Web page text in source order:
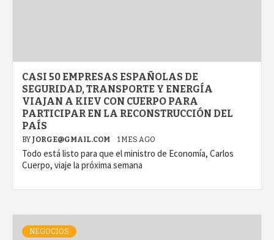
CASI 50 EMPRESAS ESPAÑOLAS DE
SEGURIDAD, TRANSPORTE Y ENERGÍA
VIAJAN A KIEV CON CUERPO PARA
PARTICIPAR EN LA RECONSTRUCCIÓN DEL
PAÍS
BY JORGE@GMAIL.COM 1 MES AGO
Todo está listo para que el ministro de Economía, Carlos
Cuerpo, viaje la próxima semana
NEGOCIOS